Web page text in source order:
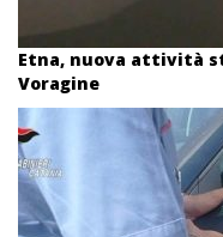
Etna, nuova attività
Voragine